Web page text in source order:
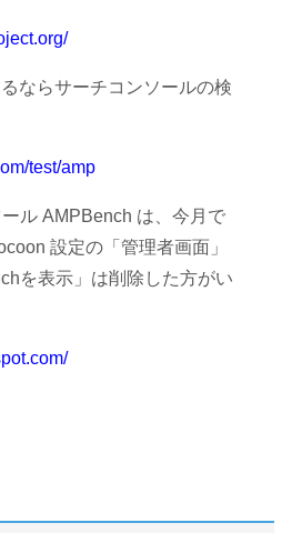
ならサーチコンソールの検
test/amp
ル AMPBench は、今月で
設定の「管理者画面」
を表示」は削除した方がい